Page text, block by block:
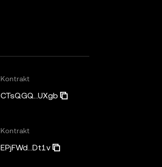
Kontrakt
CTsQGQ...UXgb
Kontrakt
EPjFWd...Dt1v